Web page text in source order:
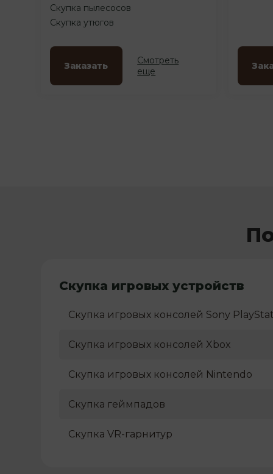
Скупка пылесосов
Скупка утюгов
Заказать
Смотреть
еще
Скупка игровых устройств
Скупка игровых консолей Sony
Скупка игровых консолей Xbox
Скупка игровых консолей Nintendo
Скупка геймпадов
Скупка VR-гарнитур